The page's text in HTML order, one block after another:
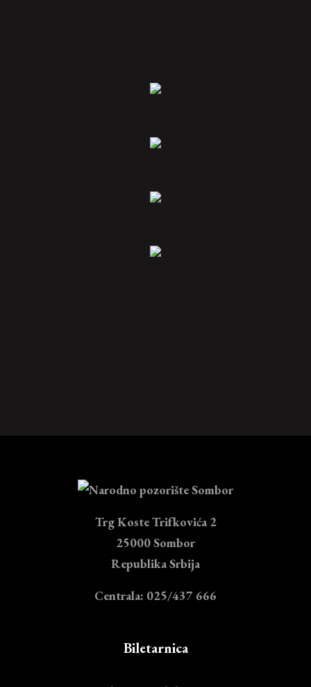
Trg Koste Trifkovića 2
25000 Sombor
Republika Srbija
Centrala: 025/437 666
Biletarnica